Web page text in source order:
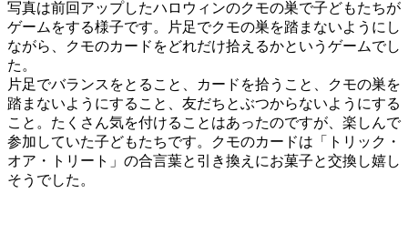
写真は前回アップしたハロウィンのクモの巣で子どもたちが
ゲームをする様子です。片足でクモの巣を踏まないようにし
ながら、クモのカードをどれだけ拾えるかというゲームでし
た。
片足でバランスをとること、カードを拾うこと、クモの巣を
踏まないようにすること、友だちとぶつからないようにする
こと。たくさん気を付けることはあったのですが、楽しんで
参加していた子どもたちです。クモのカードは「トリック・
オア・トリート」の合言葉と引き換えにお菓子と交換し嬉し
そうでした。